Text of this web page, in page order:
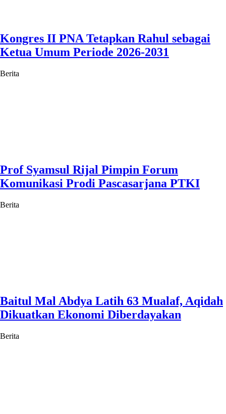
Kongres II PNA Tetapkan Rahul sebagai
Ketua Umum Periode 2026-2031
Berita
Prof Syamsul Rijal Pimpin Forum
Komunikasi Prodi Pascasarjana PTKI
Berita
Baitul Mal Abdya Latih 63 Mualaf, Aqidah
Dikuatkan Ekonomi Diberdayakan
Berita